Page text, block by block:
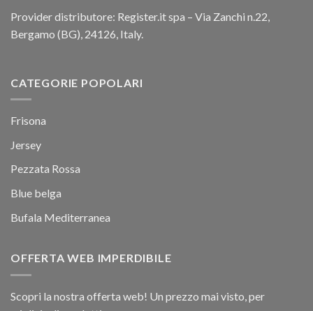
Provider distributore: Register.it spa – Via Zanchi n.22,
Bergamo (BG), 24126, Italy.
CATEGORIE POPOLARI
Frisona
Jersey
Pezzata Rossa
Blue belga
Bufala Mediterranea
OFFERTA WEB IMPERDIBILE
Scopri la nostra offerta web! Un prezzo mai visto, per